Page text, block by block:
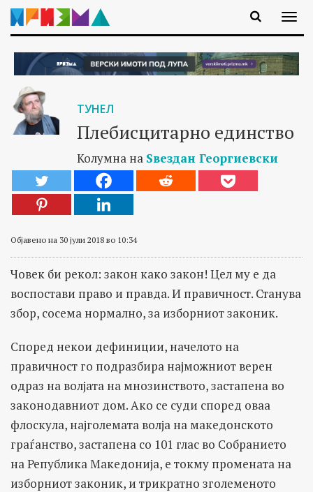
ТУНЕЛ
Плебисцитарно единство
Колумна на Ѕвездан Георгиевски
Објавено на 30 јули 2018 во 10:34
Човек би рекол: закон како закон! Цел му е да
воспостави право и правда. И правичност. Станува
збор, сосема нормално, за изборниот законик.
Според некои дефиниции, начелото на
правичност го подразбира најможниот верен
одраз на волјата на мнозинството, застапена во
законодавниот дом. Ако се суди според оваа
флоскула, најголемата волја на македонското
граѓанство, застапена со 101 глас во Собранието
на Република Македонија, е токму промената на
изборниот законик, и трикратно зголеменото